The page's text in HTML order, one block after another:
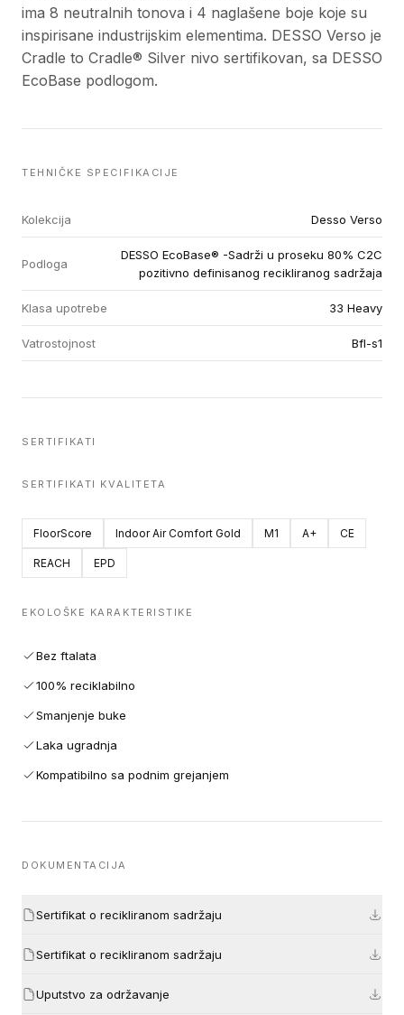
ima 8 neutralnih tonova i 4 naglašene boje koje su
inspirisane industrijskim elementima. DESSO Verso je
Cradle to Cradle® Silver nivo sertifikovan, sa DESSO
EcoBase podlogom.
TEHNIČKE SPECIFIKACIJE
Kolekcija Desso Verso
Podloga
DESSO EcoBase® -Sadrži u proseku 80% C2C
pozitivno definisanog recikliranog sadržaja
Klasa upotrebe 33 Heavy
Vatrostojnost Bfl-s1
SERTIFIKATI
SERTIFIKATI KVALITETA
FloorScore Indoor Air Comfort Gold M1 A+ CE
REACH EPD
EKOLOŠKE KARAKTERISTIKE
Bez ftalata
100% reciklabilno
Smanjenje buke
Laka ugradnja
Kompatibilno sa podnim grejanjem
DOKUMENTACIJA
Sertifikat o recikliranom sadržaju
Sertifikat o recikliranom sadržaju
Uputstvo za održavanje